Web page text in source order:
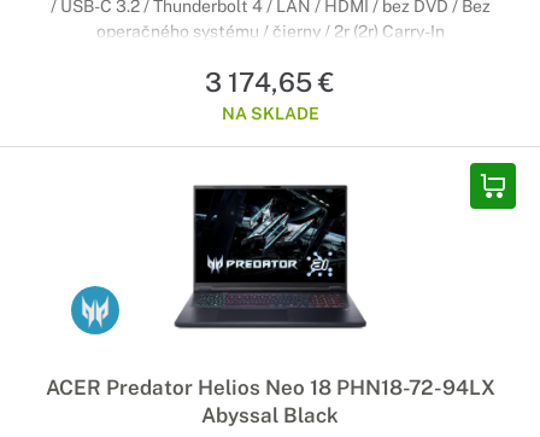
/ USB-C 3.2 / Thunderbolt 4 / LAN / HDMI / bez DVD / Bez
operačného systému / čierny / 2r (2r) Carry-In
3 174,65 €
NA SKLADE
ACER Predator Helios Neo 18 PHN18-72-94LX
Abyssal Black